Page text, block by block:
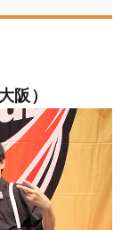
阪）